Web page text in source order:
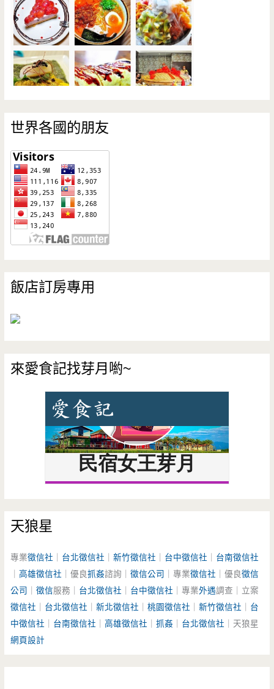
世界各國的朋友
飯店訂房專用
來愛食記找芽月喲~
天狼星
專業徵信社 台北徵信社 ｜新竹徵信社 台中徵信社
台南徵信社
｜高雄徵信社 ｜優良抓姦諮詢｜徵信公司 ｜專業徵信社 ｜優良徵信
公司 ｜徵信服務｜ 台北徵信社 台中徵信社 ｜專業外遇調查｜立案
徵信社
台北徵信社 ｜新北徵信社 ｜桃園徵信社 ｜新竹徵信社
台
中徵信社
台南徵信社 ｜高雄徵信社 ｜抓姦 台北徵信社 ｜天狼星
網頁設計